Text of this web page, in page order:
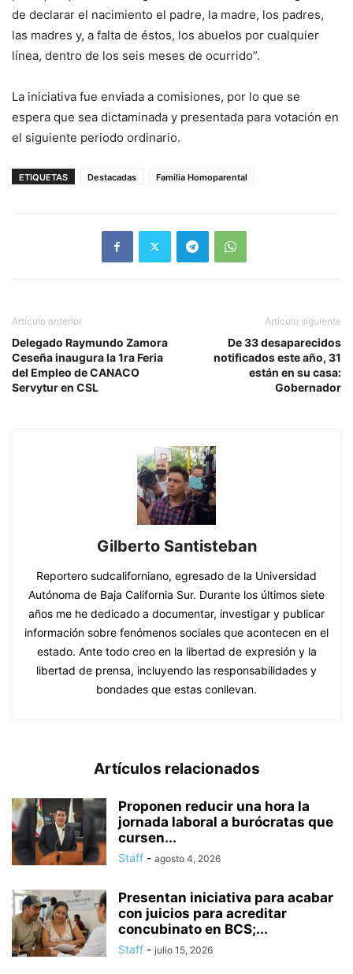
de declarar el nacimiento el padre, la madre, los padres,
las madres y, a falta de éstos, los abuelos por cualquier
línea, dentro de los seis meses de ocurrido”.
La iniciativa fue enviada a comisiones, por lo que se
espera que sea dictaminada y presentada para votación en
el siguiente periodo ordinario.
ETIQUETAS Destacadas Familia Homoparental
Artículo anterior
Delegado Raymundo Zamora
Ceseña inaugura la 1ra Feria
del Empleo de CANACO
Servytur en CSL
Artículo siguiente
De 33 desaparecidos
notificados este año, 31
están en su casa:
Gobernador
Gilberto Santisteban
Reportero sudcaliforniano, egresado de la Universidad
Autónoma de Baja California Sur. Durante los últimos siete
años me he dedicado a documentar, investigar y publicar
información sobre fenómenos sociales que acontecen en el
estado. Ante todo creo en la libertad de expresión y la
libertad de prensa, incluyendo las responsabilidades y
bondades que estas conllevan.
Artículos relacionados
Proponen reducir una hora la
jornada laboral a burócratas que
cursen...
Staff - agosto 4, 2026
Presentan iniciativa para acabar
con juicios para acreditar
concubinato en BCS;...
Staff - julio 15, 2026